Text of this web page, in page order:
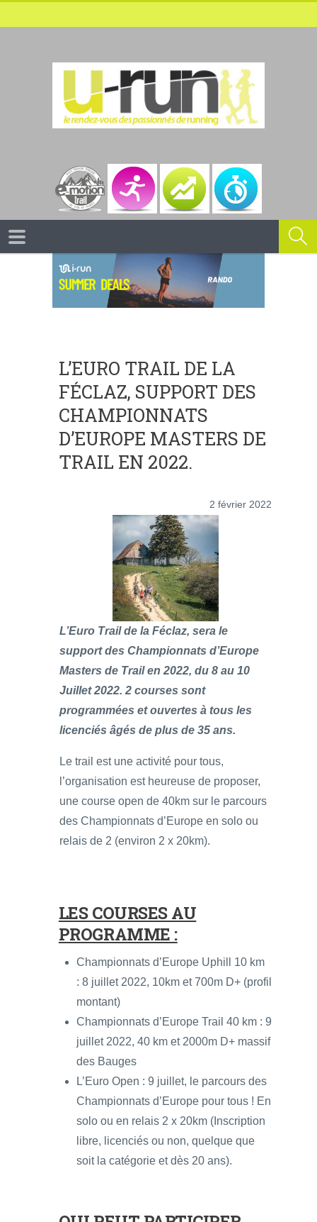
L’EURO TRAIL DE LA
FÉCLAZ, SUPPORT DES
CHAMPIONNATS
D’EUROPE MASTERS DE
TRAIL EN 2022.
2 février 2022
L’Euro Trail de la Féclaz, sera le
support des Championnats d’Europe
Masters de Trail en 2022, du 8 au 10
Juillet 2022. 2 courses sont
programmées et ouvertes à tous les
licenciés âgés de plus de 35 ans.
Le trail est une activité pour tous,
l’organisation est heureuse de proposer,
une course open de 40km sur le parcours
des Championnats d’Europe en solo ou
relais de 2 (environ 2 x 20km).
LES COURSES AU
PROGRAMME :
Championnats d’Europe Uphill 10 km
: 8 juillet 2022, 10km et 700m D+ (profil
montant)
Championnats d’Europe Trail 40 km : 9
juillet 2022, 40 km et 2000m D+ massif
des Bauges
L’Euro Open : 9 juillet, le parcours des
Championnats d’Europe pour tous ! En
solo ou en relais 2 x 20km ( Inscription
libre, licenciés ou non, quelque que
soit la catégorie et dès 20 ans).